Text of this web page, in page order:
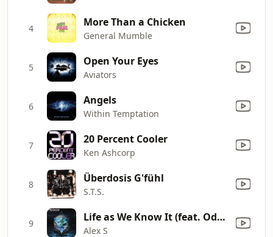
4 More Than a Chicken
General Mumble
5 Open Your Eyes
Aviators
6 Angels
Within Temptation
7 20 Percent Cooler
Ken Ashcorp
8 Überdosis G'fühl
S.T.S.
9 Life as We Know It (feat. Odyssey)
Alex S